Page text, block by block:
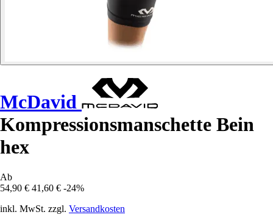
McDavid
Kompressionsmanschette Bein
hex
Ab
54,90 € 41,60 € -24%
inkl. MwSt. zzgl. Versandkosten